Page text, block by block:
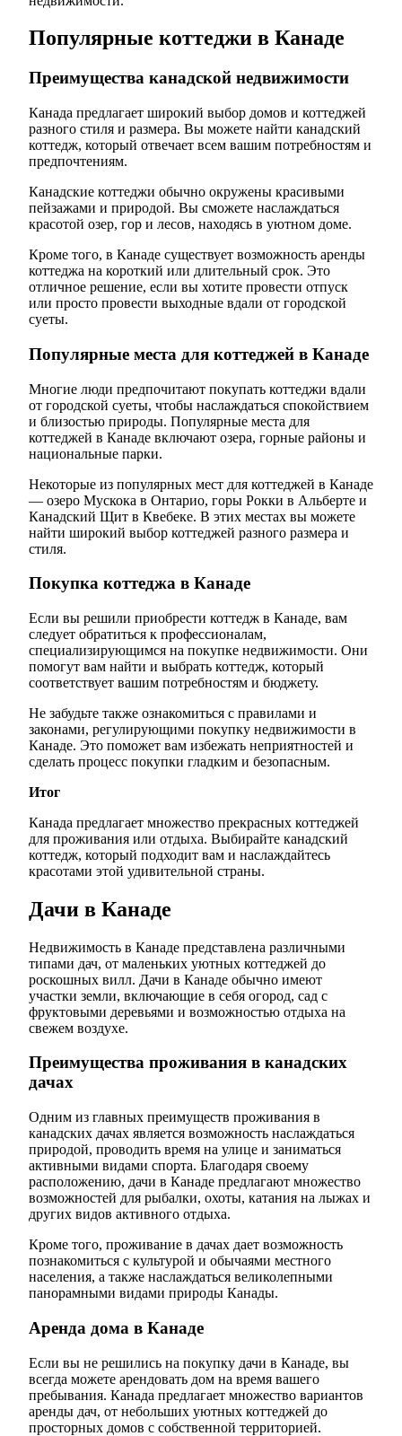
Популярные коттеджи в Канаде
Преимущества канадской недвижимости
Канада предлагает широкий выбор домов и коттеджей
разного стиля и размера. Вы можете найти канадский
коттедж, который отвечает всем вашим потребностям и
предпочтениям.
Канадские коттеджи обычно окружены красивыми
пейзажами и природой. Вы сможете наслаждаться
красотой озер, гор и лесов, находясь в уютном доме.
Кроме того, в Канаде существует возможность аренды
коттеджа на короткий или длительный срок. Это
отличное решение, если вы хотите провести отпуск
или просто провести выходные вдали от городской
суеты.
Популярные места для коттеджей в Канаде
Многие люди предпочитают покупать коттеджи вдали
от городской суеты, чтобы наслаждаться спокойствием
и близостью природы. Популярные места для
коттеджей в Канаде включают озера, горные районы и
национальные парки.
Некоторые из популярных мест для коттеджей в Канаде
— озеро Мускока в Онтарио, горы Рокки в Альберте и
Канадский Щит в Квебеке. В этих местах вы можете
найти широкий выбор коттеджей разного размера и
стиля.
Покупка коттеджа в Канаде
Если вы решили приобрести коттедж в Канаде, вам
следует обратиться к профессионалам,
специализирующимся на покупке недвижимости. Они
помогут вам найти и выбрать коттедж, который
соответствует вашим потребностям и бюджету.
Не забудьте также ознакомиться с правилами и
законами, регулирующими покупку недвижимости в
Канаде. Это поможет вам избежать неприятностей и
сделать процесс покупки гладким и безопасным.
Итог
Канада предлагает множество прекрасных коттеджей
для проживания или отдыха. Выбирайте канадский
коттедж, который подходит вам и наслаждайтесь
красотами этой удивительной страны.
Дачи в Канаде
Недвижимость в Канаде представлена различными
типами дач, от маленьких уютных коттеджей до
роскошных вилл. Дачи в Канаде обычно имеют
участки земли, включающие в себя огород, сад с
фруктовыми деревьями и возможностью отдыха на
свежем воздухе.
Преимущества проживания в канадских
дачах
Одним из главных преимуществ проживания в
канадских дачах является возможность наслаждаться
природой, проводить время на улице и заниматься
активными видами спорта. Благодаря своему
расположению, дачи в Канаде предлагают множество
возможностей для рыбалки, охоты, катания на лыжах и
других видов активного отдыха.
Кроме того, проживание в дачах дает возможность
познакомиться с культурой и обычаями местного
населения, а также наслаждаться великолепными
панорамными видами природы Канады.
Аренда дома в Канаде
Если вы не решились на покупку дачи в Канаде, вы
всегда можете арендовать дом на время вашего
пребывания. Канада предлагает множество вариантов
аренды дач, от небольших уютных коттеджей до
просторных домов с собственной территорией.